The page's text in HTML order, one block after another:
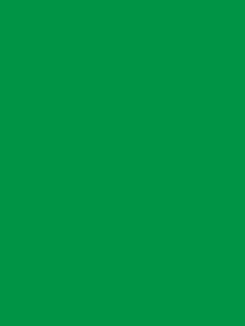
प्रचण्डको
आफ्नो
क्रान्ति
प्रवक्ता
भएको बताए
गराए ।